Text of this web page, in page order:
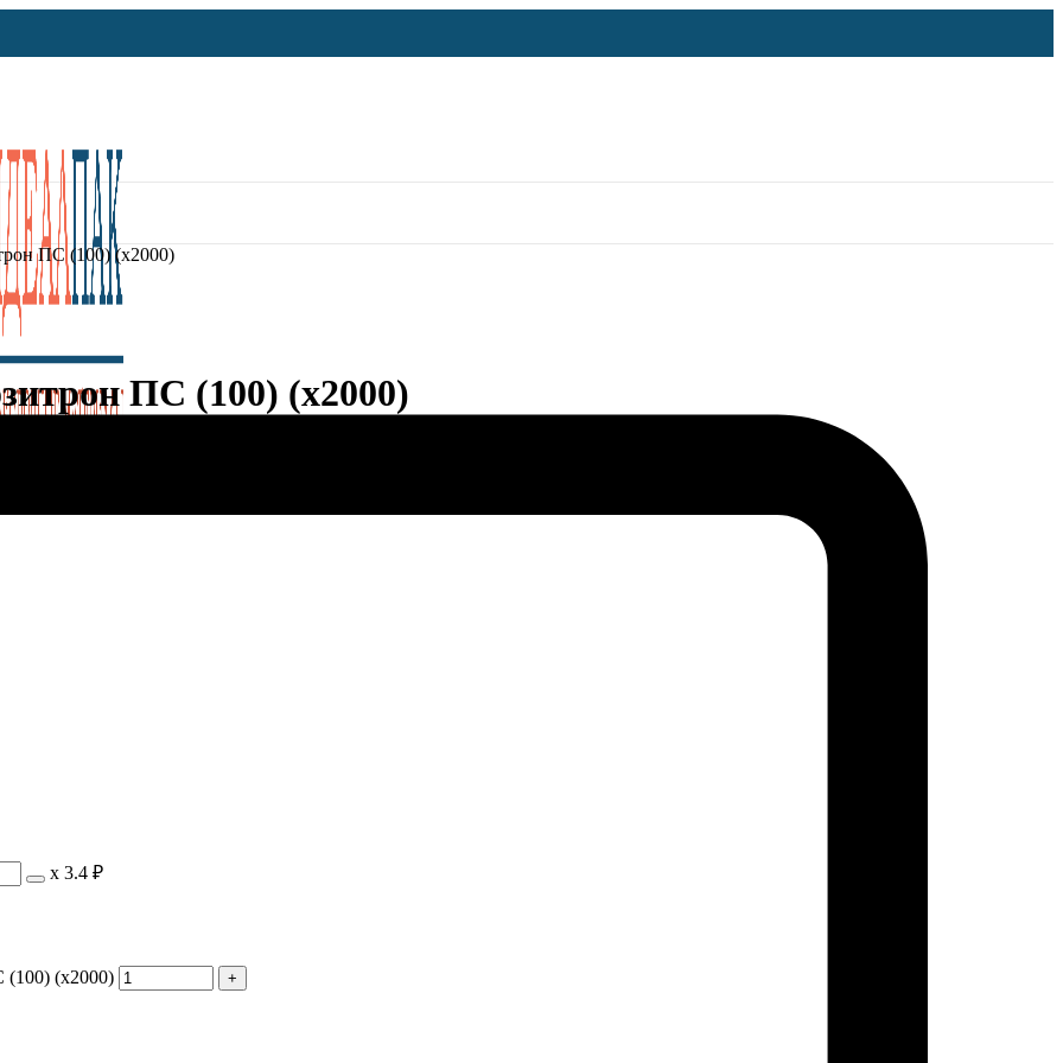
ПС (100) (х2000)
ПС (100) (х2000)
х 3.4 ₽
(100) (х2000)